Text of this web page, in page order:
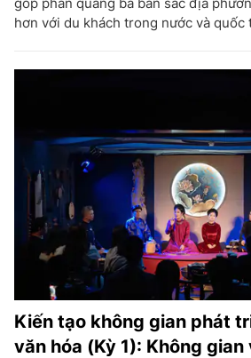
hơn với du khách trong nước và quốc
Kiến tạo không gian phát
văn hóa (Kỳ 1): Không